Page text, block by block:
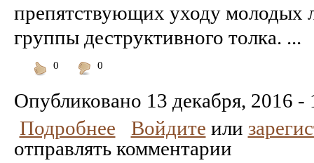
препятствующих уходу молодых
группы деструктивного толка. ...
0
0
Опубликовано 13 декабря, 2016 -
Подробнее
Войдите или
отправлять комментарии